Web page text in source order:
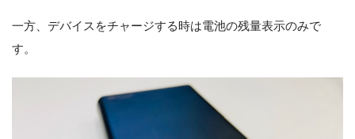
一方、デバイスをチャージする時は電池の残量表示のみで
す。